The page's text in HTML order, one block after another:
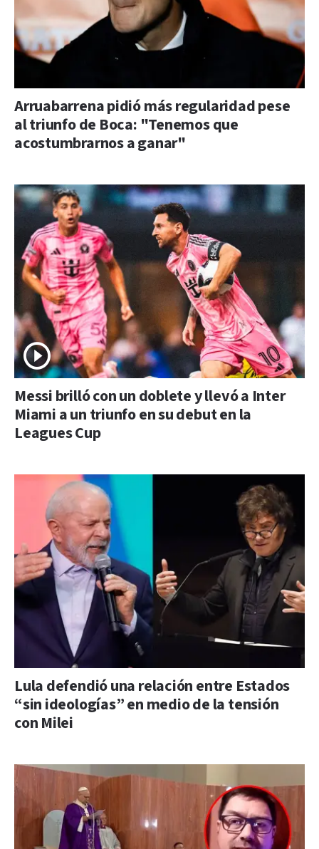
Arruabarrena pidió más regularidad pese
al triunfo de Boca: "Tenemos que
acostumbrarnos a ganar"
Messi brilló con un doblete y llevó a Inter
Miami a un triunfo en su debut en la
Leagues Cup
Lula defendió una relación entre Estados
“sin ideologías” en medio de la tensión
con Milei